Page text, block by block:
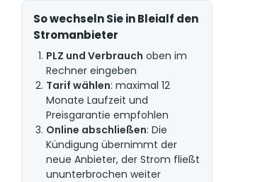
So wechseln Sie in Bleialf den
Stromanbieter
PLZ und Verbrauch oben im
Rechner eingeben
Tarif wählen: maximal 12
Monate Laufzeit und
Preisgarantie empfohlen
Online abschließen: Die
Kündigung übernimmt der
neue Anbieter, der Strom fließt
ununterbrochen weiter